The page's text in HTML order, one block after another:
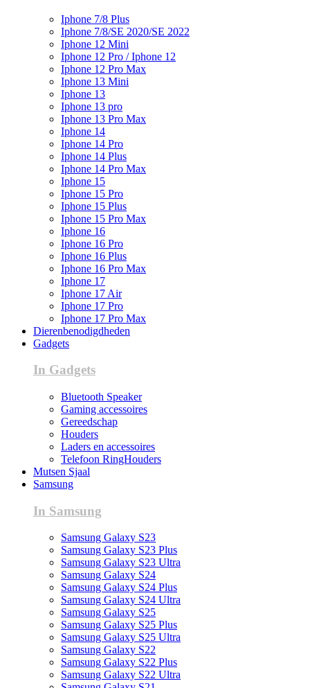
Iphone 7/8 Plus
Iphone 7/8/SE 2020/SE 2022
Iphone 12 Mini
Iphone 12 Pro / Iphone 12
Iphone 12 Pro Max
Iphone 13 Mini
Iphone 13
Iphone 13 pro
Iphone 13 Pro Max
Iphone 14
Iphone 14 Pro
Iphone 14 Plus
Iphone 14 Pro Max
Iphone 15
Iphone 15 Pro
Iphone 15 Plus
Iphone 15 Pro Max
Iphone 16
Iphone 16 Pro
Iphone 16 Plus
Iphone 16 Pro Max
Iphone 17
Iphone 17 Air
Iphone 17 Pro
Iphone 17 Pro Max
Dierenbenodigdheden
Gadgets
In Gadgets
Bluetooth Speaker
Gaming accessoires
Gereedschap
Houders
Laders en accessoires
Telefoon RingHouders
Mutsen Sjaal
Samsung
In Samsung
Samsung Galaxy S23
Samsung Galaxy S23 Plus
Samsung Galaxy S23 Ultra
Samsung Galaxy S24
Samsung Galaxy S24 Plus
Samsung Galaxy S24 Ultra
Samsung Galaxy S25
Samsung Galaxy S25 Plus
Samsung Galaxy S25 Ultra
Samsung Galaxy S22
Samsung Galaxy S22 Plus
Samsung Galaxy S22 Ultra